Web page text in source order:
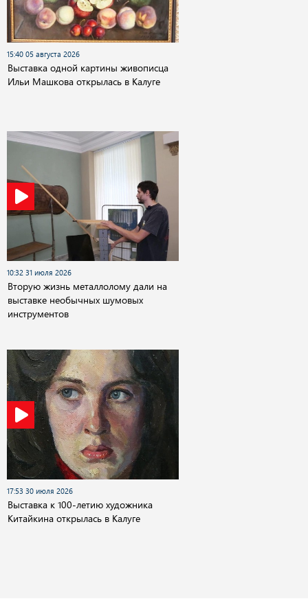
15:40 05 августа 2026
Выставка одной картины живописца
Ильи Машкова открылась в Калуге
10:32 31 июля 2026
Вторую жизнь металлолому дали на
выставке необычных шумовых
инструментов
17:53 30 июля 2026
Выставка к 100-летию художника
Китайкина открылась в Калуге